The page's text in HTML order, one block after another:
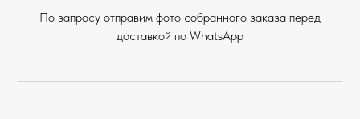
По запросу отправим фото собранного заказа перед
доставкой по WhatsApp